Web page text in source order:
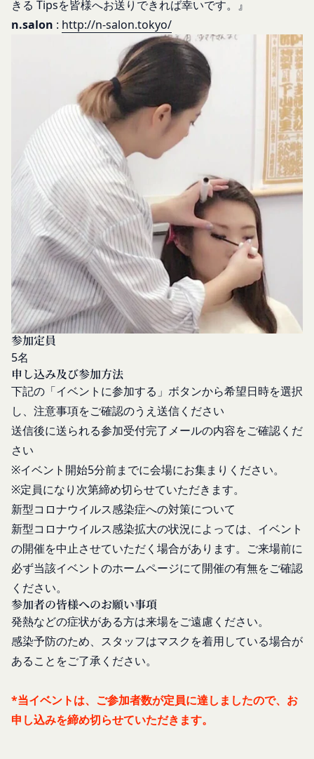
きる Tipsを皆様へお送りできれば幸いです。』
n.salon : http://n-salon.tokyo/
参加定員
5名
申し込み及び参加方法
下記の「イベントに参加する」ボタンから希望日時を選択
し、注意事項をご確認のうえ送信ください
送信後に送られる参加受付完了メールの内容をご確認くだ
さい
※イベント開始5分前までに会場にお集まりください。
※定員になり次第締め切らせていただきます。
新型コロナウイルス感染症への対策について
新型コロナウイルス感染拡大の状況によっては、イベント
の開催を中止させていただく場合があります。ご来場前に
必ず当該イベントのホームページにて開催の有無をご確認
ください。
参加者の皆様へのお願い事項
発熱などの症状がある方は来場をご遠慮ください。
感染予防のため、スタッフはマスクを着用している場合が
あることをご了承ください。
*当イベントは、ご参加者数が定員に達しましたので、お
申し込みを締め切らせていただきます。
売却または合併
組織再編、合併または譲渡に際し、当社が取得した
個人情報の全部または一部を関係者に移転すること
委託先等の管理
当社は、業務を委託するため委託先にお客様情報を
提供または開示する場合、当該委託先に対し、適切
な取扱いおよび保護を行わせ、第三者への開示・提
供および当社の提供目的以外の目的での利用を行わ
ないよう適切に管理および監督します。
開示・訂正等
お客様がご自身の個人情報の内容を確認、訂正また
は利用停止を希望される場合には、個人情報保護法
その他の法令により当社が義務を負う範囲におい
て、速やかに対応させていただきます。
なお、かかる場合には、本人確認をさせていただく
場合があります。
お問い合わせ
開示等のご希望、ご意見、ご質問、苦情のお申し出
その他個人情報の取り扱いに関するお問い合わせ
メールによるお問い合わせ
営業時間内に順次回答いたします。
お問い合わせ内容によっては回答にお時間をいただ
く場合や、ご返答できない場合がございます。あら
かじめご了承いただきますようお願い致します。
るよう、あらかじめご設定ください。
メールによるお問い合わせについて、お客さまの個
人情報保護のため、SSL通信を使用しております。
お客さまがお使いのブラウザがSSL通信非対応の場
合には、このお問い合わせフォームは利用できませ
んので、その場合にはお電話でのお問い合わせをお
願いいたします。
組織・体制
当社は、管理担当役員を利用者情報管理責任者と
し、利用者情報の適正な管理及び継続的な改善を実
施します。
免責
お客様ご本人が本サービスの機能又は別の手段を用
いて第三者に利用者情報を明らかにした場合
過去に当社との契約に違反した者またはその関
係者であると当社が判断した場合
反社会的勢力等（暴力団、暴力団員、右翼団
体、反社会的勢力、その他これに準ずるものを
意味します。以下同じ。）であるまたは資金提
供その他を通じて反社会的勢力等の維持、運営
もしくは経営に協力もしくは関与する等反社会
的勢力等との何らかの交流もしくは関係を行っ
ていると当社が判断した場合
その他会員登録が適当でないと当社が判断した
場合
第5条（登録内容の変更）
会員は、登録情報の内容の全部または一部に関して
変更が生じた場合、直ちに当社所定の方法により登
録内容を変更する手続きを行うものとします。
会員が前項に定める変更手続きを行わなかった場合
には、既に登録済みの情報に基づく処理を適正・有
効なものとすることをあらかじめ承諾します。
会員が本条第１項に定める変更手続きを行わなかっ
たことにより生じた損害について、当社は一切責任
第6条（IDおよびパスワードの管理）
会員は、会員登録等の際に会員本人が設定し、承
認・登録されたお客様IDおよびパスワードの利
用、管理について一切の責任を負うものとします。
会員は、お客様IDおよびパスワードの第三者への
ならないものとします。
会員のお客様IDおよびパスワードの使用上の過失
または第三者による不正使用等に起因する損害につ
いて、当社は一切責任を負わないものとします。
会員のお客様IDおよびパスワードの失念に起因す
る損害について、当社は一切の責任を負わないもの
とします。
当社は、当社所定の方法により会員のお客様IDお
よびパスワードの一致を確認した場合、当該お客様
IDおよびパスワードに基づく会員が、本サービス
を利用したものとみなし、その場合の責任は全て当
該会員に帰属するものとします。
会員は、当社所定の退会手続の完了により、会員登
録を抹消することができます。